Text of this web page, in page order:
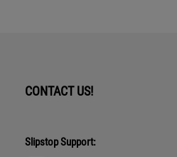
CONTACT US!
Slipstop Support: